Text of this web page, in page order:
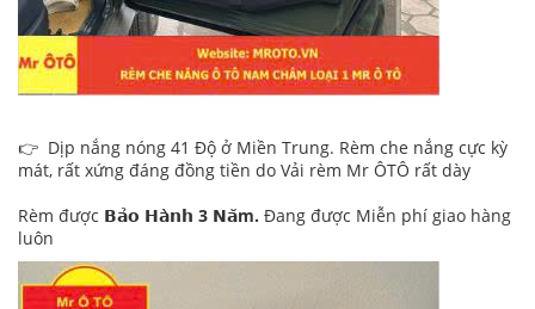
👉 Dịp nắng nóng 41 Độ ở Miền Trung. Rèm che nắng cực kỳ
mát, rất xứng đáng đồng tiền do Vải rèm Mr ÔTÔ rất dày
Rèm được 𝗕𝗮̉𝗼 𝗛𝗮̀𝗻𝗵 3 𝗡𝗮̆m. Đang được Miễn phí giao hàng
luôn